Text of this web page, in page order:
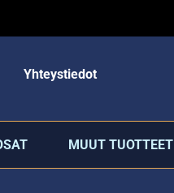
Yhteystiedot
MUUT TUOTTEET